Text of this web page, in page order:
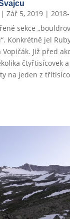
| Zář 5, 2019|
sekce
Konkrétně jel
Vopičák. Již před
čtyřtisícovek
na jeden z